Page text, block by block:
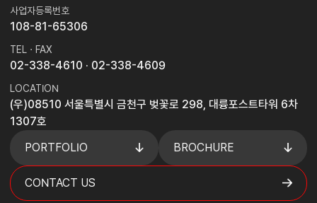
사업자등록번호
108-81-65306
TEL · FAX
02-338-4610 · 02-338-4609
LOCATION
(우)08510 서울특별시 금천구 벚꽃로 298, 대륭포스트타워 6차
1307호
PORTFOLIO
BROCHURE
CONTACT US